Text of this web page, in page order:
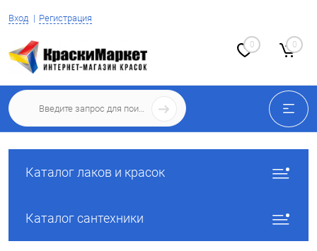
Вход Регистрация
0 0
Каталог лаков и красок
Каталог сантехники